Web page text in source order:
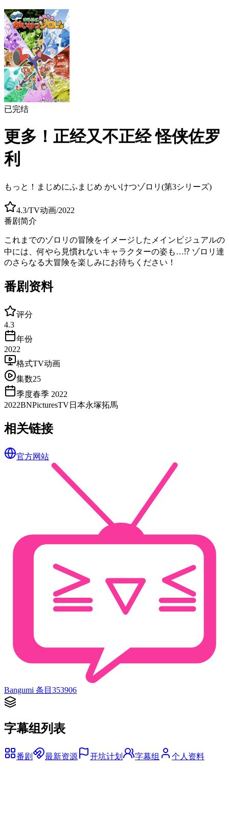
已完结
更多！正经又不正经 怪侠佐罗
利
もっと！まじめにふまじめ かいけつゾロリ(第3シリーズ)
4.3/TV动画/2022
番剧简介
これまでのゾロリの冒険をイメージしたメインビジュアルの
中には、何やら見慣れないキャラクターの姿も…⁉ ゾロリ達
のさらなる大冒険を楽しみにお待ちください！
番剧资料
评分
4.3
年份
2022
格式TV动画
集数25
季度春季 2022
2022BNPicturesTV日本永塚拓馬
相关链接
官方网站
Bangumi 条目 353906
字幕组列表
番剧 最新资源 开坑计划 字幕组 个人资料